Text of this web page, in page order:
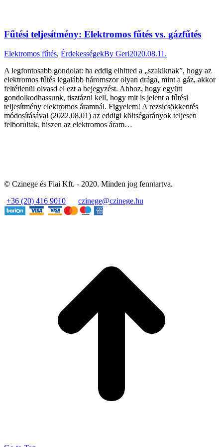
Fűtési teljesítmény: Elektromos fűtés vs. gázfűtés
Elektromos fűtés, ÉrdekességekBy Geri2020.08.11.
A legfontosabb gondolat: ha eddig elhitted a „szakiknak”, hogy az
elektromos fűtés legalább háromszor olyan drága, mint a gáz, akkor
feltétlenül olvasd el ezt a bejegyzést. Ahhoz, hogy együtt
gondolkodhassunk, tisztázni kell, hogy mit is jelent a fűtési
teljesítmény elektromos áramnál. Figyelem! A rezsicsökkentés
módosításával (2022.08.01) az eddigi költségarányok teljesen
felborultak, hiszen az elektromos áram…
© Czinege és Fiai Kft. - 2020. Minden jog fenntartva.
+36 (20) 416 9010
czinege@czinege.hu